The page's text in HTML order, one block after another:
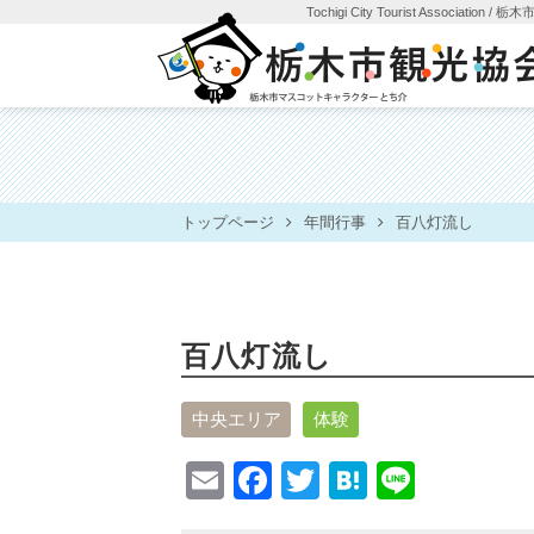
Tochigi City Tourist Association / 栃木
トップページ 年間行事 百八灯流し
百八灯流し
中央エリア 体験
E
F
T
H